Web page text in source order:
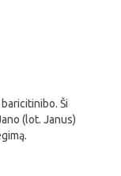
Ši
(lot. Janus)